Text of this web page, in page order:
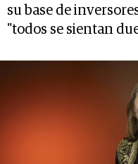
su base de
"todos se sientan